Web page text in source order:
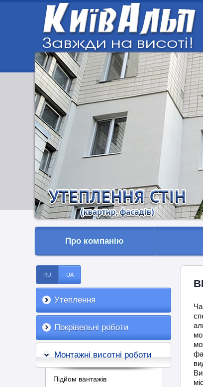
Про компанію
RU UA
Утеплення
Покрівельні роботи
Монтажні висотні роботи
Підйом вантажів